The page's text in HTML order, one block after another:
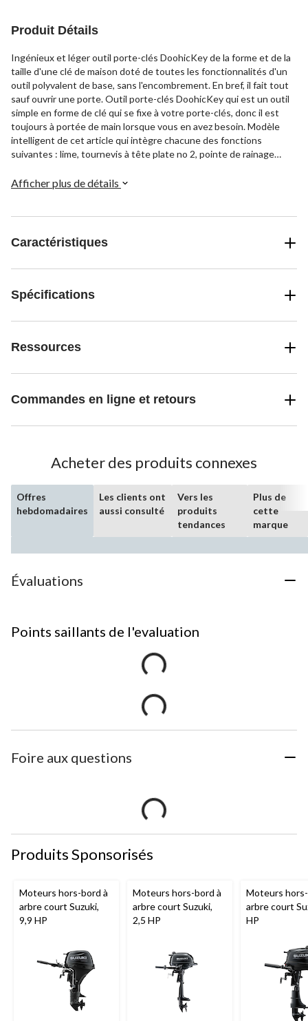
Produit Détails
Ingénieux et léger outil porte-clés DoohicKey de la forme et de la
taille d'une clé de maison doté de toutes les fonctionnalités d'un
outil polyvalent de base, sans l'encombrement. En bref, il fait tout
sauf ouvrir une porte. Outil porte-clés DoohicKey qui est un outil
simple en forme de clé qui se fixe à votre porte-clés, donc il est
toujours à portée de main lorsque vous en avez besoin. Modèle
intelligent de cet article qui intègre chacune des fonctions
suivantes : lime, tournevis à tête plate no 2, pointe de rainage
les emballages double coque), rebord dentelé (pour couper la
pour les voyages et les aéroports et, en raison de ses utilisations
infinies, il est extrêmement utile.
Afficher plus de détails
Caractéristiques
Spécifications
Ressources
Commandes en ligne et retours
Acheter des produits connexes
Offres
hebdomadaires
Les clients ont
aussi consulté
Vers les
produits
tendances
Plus de
cette
marque
Évaluations
Points saillants de l'evaluation
Foire aux questions
Produits Sponsorisés
Moteurs hors-bord à
arbre court Suzuki,
9,9 HP
Moteurs hors-bord à
arbre court Suzuki,
2,5 HP
Moteurs
arbre court
HP